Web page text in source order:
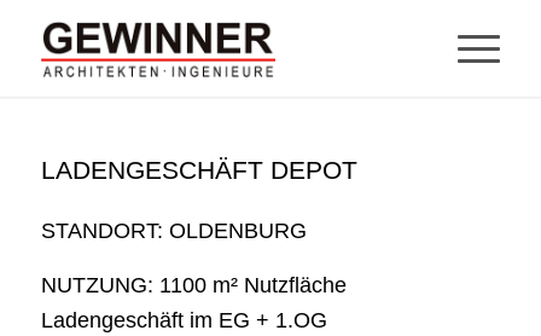
LADENGESCHÄFT DEPOT
STANDORT: OLDENBURG
NUTZUNG: 1100 m² Nutzfläche
Ladengeschäft im EG + 1.OG